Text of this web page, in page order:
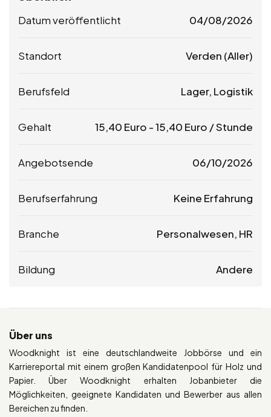
Datum veröffentlicht 04/08/2026
Standort Verden (Aller)
Berufsfeld Lager, Logistik
Gehalt 15,40 Euro -15,40 Euro / Stunde
Angebotsende 06/10/2026
Berufserfahrung Keine Erfahrung
Branche Personalwesen, HR
Bildung Andere
Über uns
Woodknight ist eine deutschlandweite Jobbörse und ein
Karriereportal mit einem großen Kandidatenpool für Holz und
Papier. Über Woodknight erhalten Jobanbieter die
Möglichkeiten, geeignete Kandidaten und Bewerber aus allen
Bereichen zu finden.